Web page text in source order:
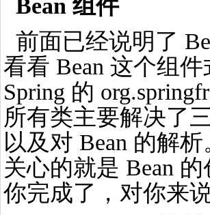
Bean 组件
前面已经说明了
看看 Bean 这个组
Spring 的
所有类主要解决了
以及对 Bean 的解
关心的就是 Bean
你完成了，对你来